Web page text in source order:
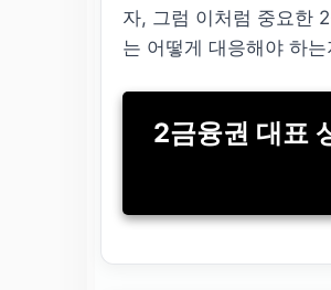
자, 그럼 이처럼 중요한
는 어떻게 대응해야 하
2금융권 대표